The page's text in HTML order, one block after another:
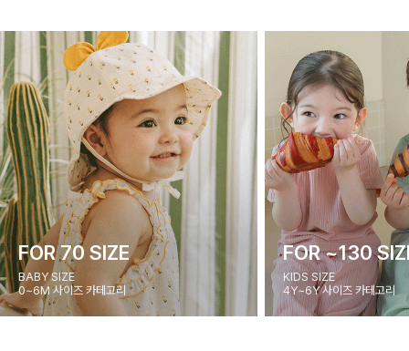
FOR 70 SIZE
BABY SIZE
0~6M 사이즈 카테고리
FOR ~130
KIDS SIZE
4Y~6Y 사이즈 카테고리